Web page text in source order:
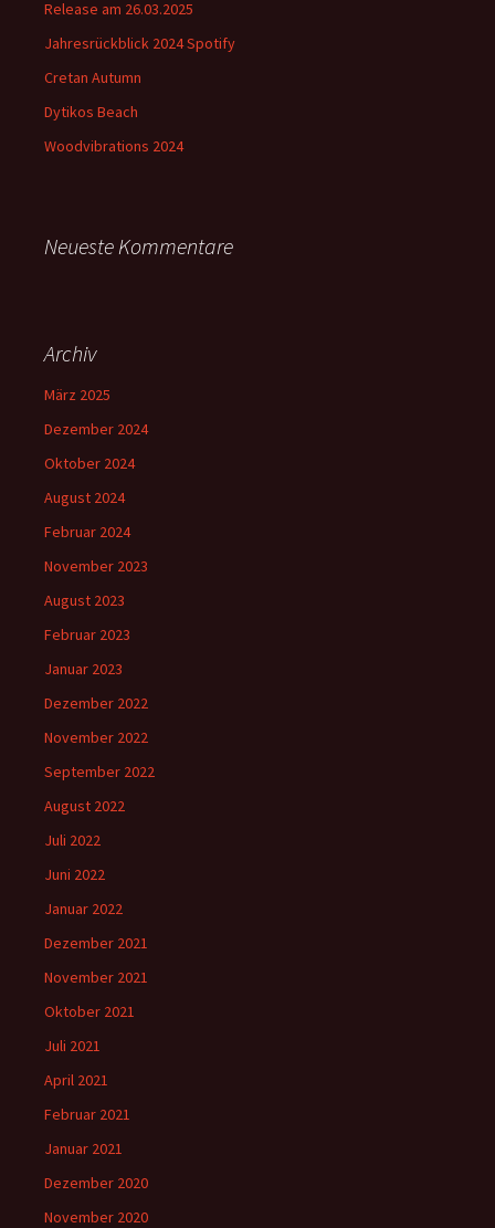
Release am 26.03.2025
Jahresrückblick 2024 Spotify
Cretan Autumn
Dytikos Beach
Woodvibrations 2024
Neueste Kommentare
Archiv
März 2025
Dezember 2024
Oktober 2024
August 2024
Februar 2024
November 2023
August 2023
Februar 2023
Januar 2023
Dezember 2022
November 2022
September 2022
August 2022
Juli 2022
Juni 2022
Januar 2022
Dezember 2021
November 2021
Oktober 2021
Juli 2021
April 2021
Februar 2021
Januar 2021
Dezember 2020
November 2020